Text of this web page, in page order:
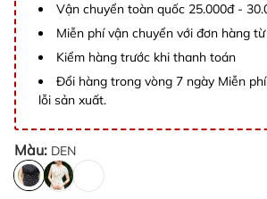
Vận chuyển toàn quốc 25.000đ -
Miễn phí vận chuyển với đơn hàng
Kiểm hàng trước khi thanh toán
Đổi hàng trong vòng 7 ngày Miễn
lỗi sản xuất.
Màu: DEN